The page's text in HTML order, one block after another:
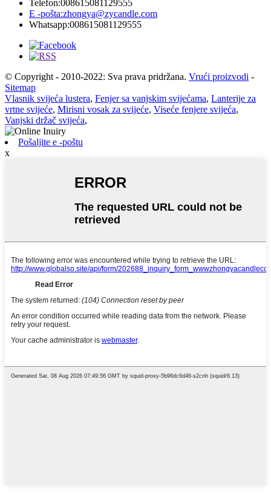
Telefon:008615081129555
E -pošta:zhongya@zycandle.com
Whatsapp:008615081129555
© Copyright - 2010-2022: Sva prava pridržana. Vrući proizvodi -
Sitemap
Vlasnik svijeća lustera, Fenjer sa vanjskim svijećama, Lanterije za
vrtne svijeće, Mirisni vosak za svijeće, Viseće fenjere svijeća,
Vanjski držač svijeća,
Pošaljite e -poštu
x